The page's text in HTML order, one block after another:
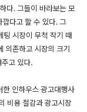
다. 그들이 바라보는 모
다고 할 수 있다. 그
시장이 무척 작기 때
의존하고 시장의 크기
고 있다.
인하우스 광고대행사
비용 절감과 광고시장